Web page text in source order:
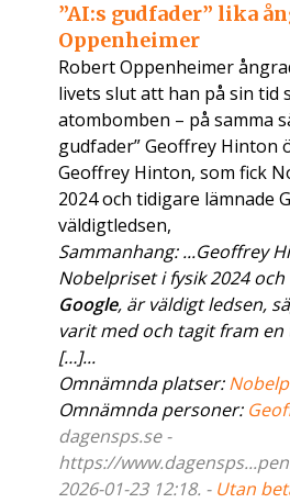
”AI:s gudfader” lika
Oppenheimer
Robert Oppenheimer
livets slut att han på sin tid
atombomben – på samma
gudfader” Geoffrey Hinton
Geoffrey Hinton, som fick
2024 och tidigare lämnade
väldigtledsen,
Sammanhang: ...Geoffrey
Nobelpriset i fysik 2024
Google, är väldigt ledsen,
varit med och tagit fram en
[…]...
Omnämnda platser:
Omnämnda personer:
dagensps.se -
https://
2026-01-23 12:18. - Utan